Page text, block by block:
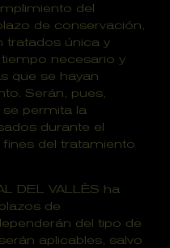
del
de conservación,
tratados única y
necesario y
que se hayan
Serán, pues,
permita la
durante el
del tratamiento
DEL VALLÈS ha
de
del tipo de
aplicables, salvo